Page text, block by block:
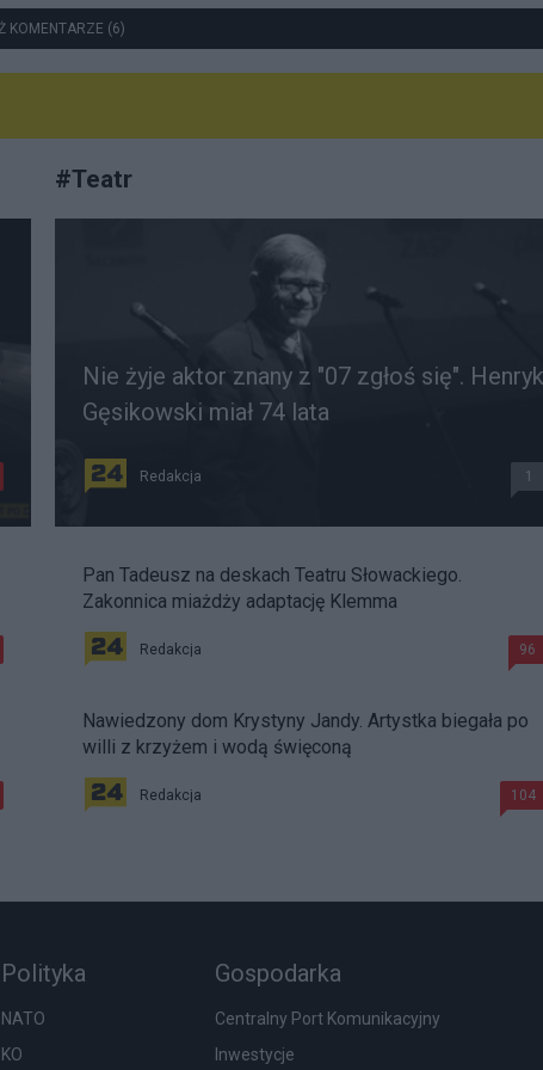
KOMENTARZE (6)
#Teatr
Nie żyje aktor znany z "07 zgłoś się". Henryk
Gęsikowski miał 74 lata
Redakcja 1
Pan Tadeusz na deskach Teatru Słowackiego.
Zakonnica miażdży adaptację Klemma
Redakcja 96
Nawiedzony dom Krystyny Jandy. Artystka biegała po
willi z krzyżem i wodą święconą
Redakcja 104
Polityka
NATO
KO
Gospodarka
Centralny Port Komunikacyjny
Inwestycje